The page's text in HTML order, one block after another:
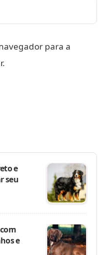
para a
e
seu
e